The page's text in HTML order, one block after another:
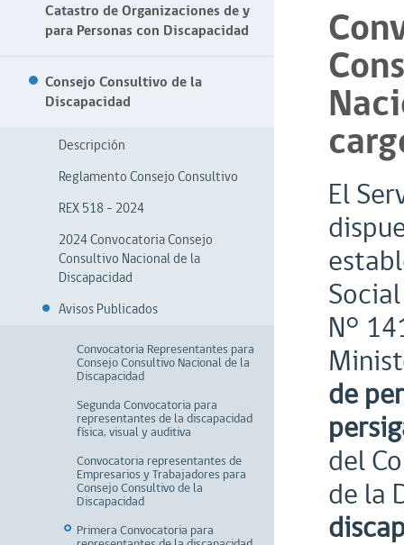
Catastro de Organizaciones de y
para Personas con Discapacidad
Consejo Consultivo de la
Discapacidad
Descripción
Reglamento Consejo Consultivo
REX 518 - 2024
2024 Convocatoria Consejo
Consultivo Nacional de la
Discapacidad
Avisos Publicados
Convocatoria Representantes para
Consejo Consultivo Nacional de la
Discapacidad
Segunda Convocatoria para
representantes de la discapacidad
física, visual y auditiva
Convocatoria representantes de
Empresarios y Trabajadores para
Consejo Consultivo de la
Discapacidad
Primera Convocatoria para
El
N°
de
del
de la